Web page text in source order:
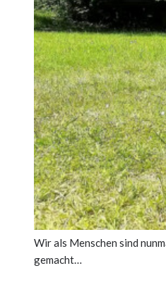
Wir als Menschen sind
gemacht…